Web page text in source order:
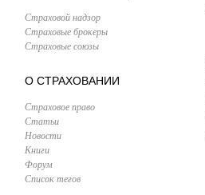
Страховой надзор
Страховые брокеры
Страховые союзы
О СТРАХОВАНИИ
Страховое право
Статьи
Новости
Книги
Форум
Список тегов